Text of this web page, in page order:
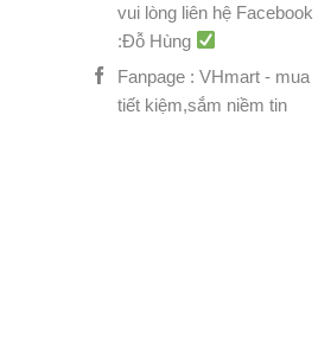
vui lòng liên hệ Facebook
:Đỗ Hùng
Fanpage : VHmart - mua
tiết kiệm,sắm niềm tin